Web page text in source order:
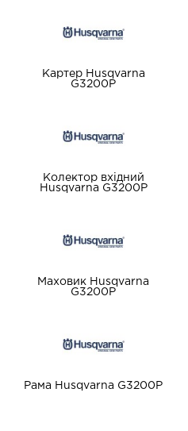
Картер Husqvarna
G3200P
Колектор вхідний
Husqvarna G3200P
Маховик Husqvarna
G3200P
Рама Husqvarna G3200P